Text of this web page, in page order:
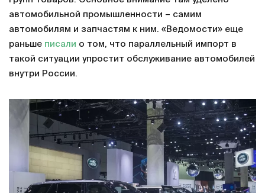
автомобильной промышленности – самим
автомобилям и запчастям к ним. «Ведомости» еще
раньше писали о том, что параллельный импорт в
такой ситуации упростит обслуживание автомобилей
внутри России.